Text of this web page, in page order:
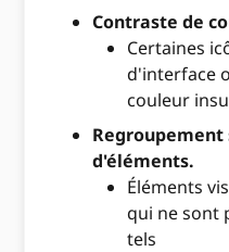
Contraste de
Certaines
d'interface
couleur
d'éléments.
Éléments
qui ne sont
tels